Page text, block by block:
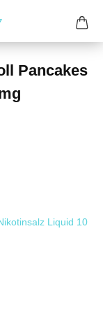
Pancakes